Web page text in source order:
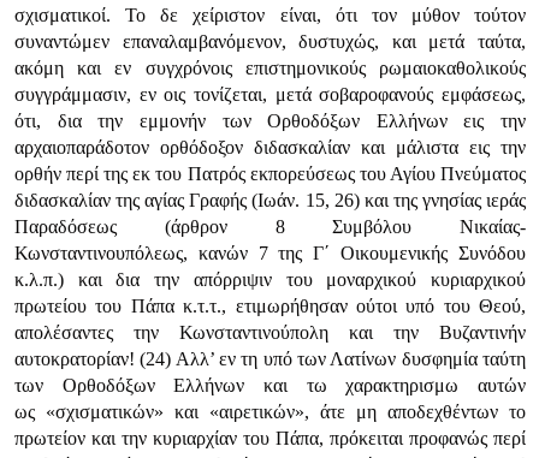
σχισματικοί. Το δε χείριστον είναι, ότι τον μύθον τούτον
συναντώμεν επαναλαμβανόμενον, δυστυχώς, και μετά ταύτα,
ακόμη και εν συγχρόνοις επιστημονικούς ρωμαιοκαθολικούς
συγγράμμασιν, εν οις τονίζεται, μετά σοβαροφανούς εμφάσεως,
ότι, δια την εμμονήν των Ορθοδόξων Ελλήνων εις την
αρχαιοπαράδοτον ορθόδοξον διδασκαλίαν και μάλιστα εις την
ορθήν περί της εκ του Πατρός εκπορεύσεως του Αγίου Πνεύματος
διδασκαλίαν της αγίας Γραφής (Ιωάν. 15, 26) και της γνησίας ιεράς
Παραδόσεως (άρθρον 8 Συμβόλου Νικαίας-
Κωνσταντινουπόλεως, κανών 7 της Γ΄ Οικουμενικής Συνόδου
κ.λ.π.) και δια την απόρριψιν του μοναρχικού κυριαρχικού
πρωτείου του Πάπα κ.τ.τ., ετιμωρήθησαν ούτοι υπό του Θεού,
απολέσαντες την Κωνσταντινούπολη και την Βυζαντινήν
αυτοκρατορίαν! (24) Αλλ’ εν τη υπό των Λατίνων δυσφημία ταύτη
των Ορθοδόξων Ελλήνων και τω χαρακτηρισμω αυτών
ως «σχισματικών» και «αιρετικών», άτε μη αποδεχθέντων το
πρωτείον και την κυριαρχίαν του Πάπα, πρόκειται προφανώς περί